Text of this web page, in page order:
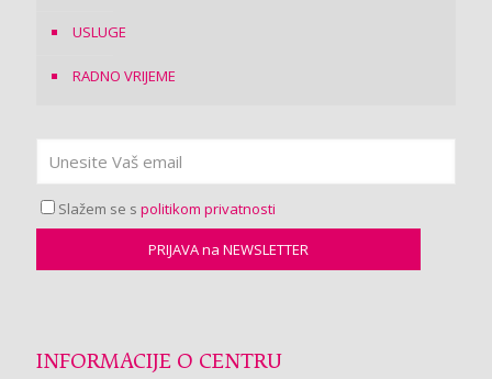
USLUGE
RADNO VRIJEME
Slažem se s politikom privatnosti
INFORMACIJE O CENTRU